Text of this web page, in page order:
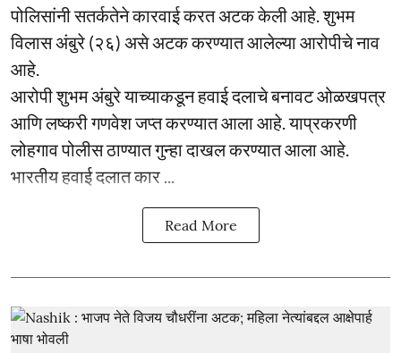
पोलिसांनी सतर्कतेने कारवाई करत अटक केली आहे. शुभम
विलास अंबुरे (२६) असे अटक करण्यात आलेल्या आरोपीचे नाव
आहे.
आरोपी शुभम अंबुरे याच्याकडून हवाई दलाचे बनावट ओळखपत्र
आणि लष्करी गणवेश जप्त करण्यात आला आहे. याप्रकरणी
लोहगाव पोलीस ठाण्यात गुन्हा दाखल करण्यात आला आहे.
भारतीय हवाई दलात कार ...
Read More